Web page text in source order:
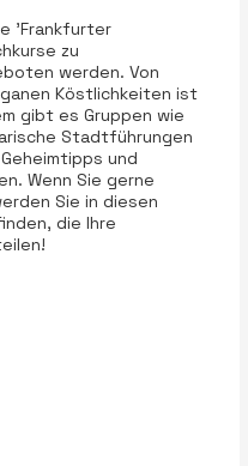
'Frankfurter
zu
werden. Von
Köstlichkeiten ist
gibt es Gruppen wie
Stadtführungen
und
Wenn Sie gerne
Sie in diesen
die Ihre